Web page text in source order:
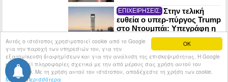
OK
Αυτός ο ιστότοπος χρησιμοποιεί cookie από το Google
για την παροχή των υπηρεσιών του, για την
εξατομίκευση διαφημίσεων και για την ανάλυση της επισκεψιμότητας. Η Google
κοινοποιεί πληροφορίες σχετικά με την από μέρους σας χρήση αυτού του
ιστότοπου. Με τη χρήση αυτού του ιστότοπου, αποδέχεστε τη χρήση των cookie.
Μάθετε Περισσότερα
ΕΠΙΧΕΙΡΗΣΕΙΣ: Στην τελική
ευθεία ο υπερ-πύργος Trump
στο Ντουμπάι: Υπεγράφη η
σύμβαση για το έργο του 1
δισ. δολαρίων
© 2026 Tribune.gr All rights reserved.
Entries RSS
Κατασκευή Ιστοσελίδων tcp.gr Project - V2